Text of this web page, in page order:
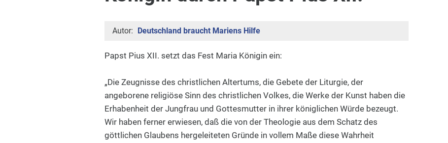
Autor: Deutschland braucht Mariens Hilfe
Papst Pius XII. setzt das Fest Maria Königin ein:
„Die Zeugnisse des christlichen Altertums, die Gebete der Liturgie, der
angeborene religiöse Sinn des christlichen Volkes, die Werke der Kunst haben die
Erhabenheit der Jungfrau und Gottesmutter in ihrer königlichen Würde bezeugt.
Wir haben ferner erwiesen, daß die von der Theologie aus dem Schatz des
göttlichen Glaubens hergeleiteten Gründe in vollem Maße diese Wahrheit